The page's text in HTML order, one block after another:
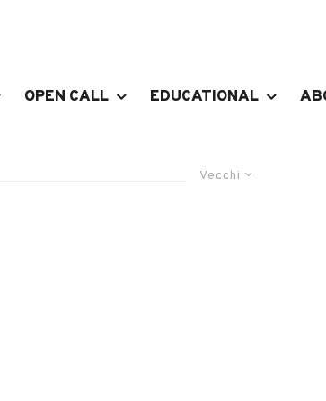
OPEN CALL EDUCATIONAL
Vecchi